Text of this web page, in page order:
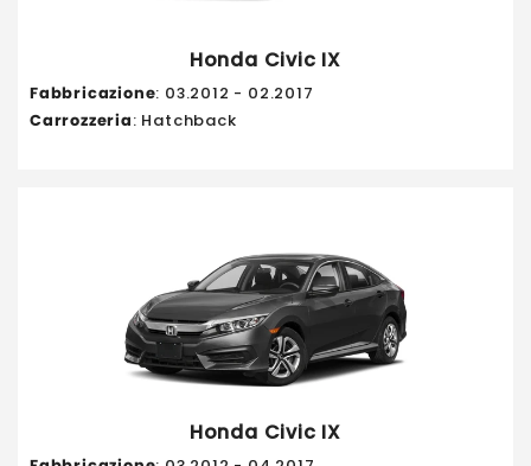
Honda Civic IX
Fabbricazione: 03.2012 - 02.2017
Carrozzeria: Hatchback
Honda Civic IX